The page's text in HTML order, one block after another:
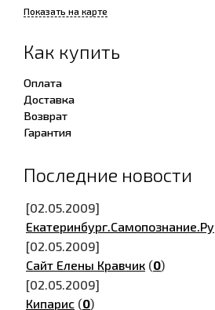
Показать на карте
Как купить
Оплата
Доставка
Возврат
Гарантия
Последние новости
[02.05.2009]
Екатеринбург.Самопознание.Ру
[02.05.2009]
Сайт Елены Кравчик (0)
[02.05.2009]
Кипарис (0)